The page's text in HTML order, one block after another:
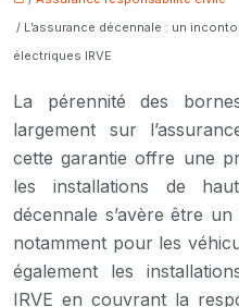
/ L’assurance décennale : un
électriques IRVE
La pérennité des
largement sur
cette garantie offre une
les installations de
décennale s’avère être
notamment pour les
également les
IRVE en couvrant la